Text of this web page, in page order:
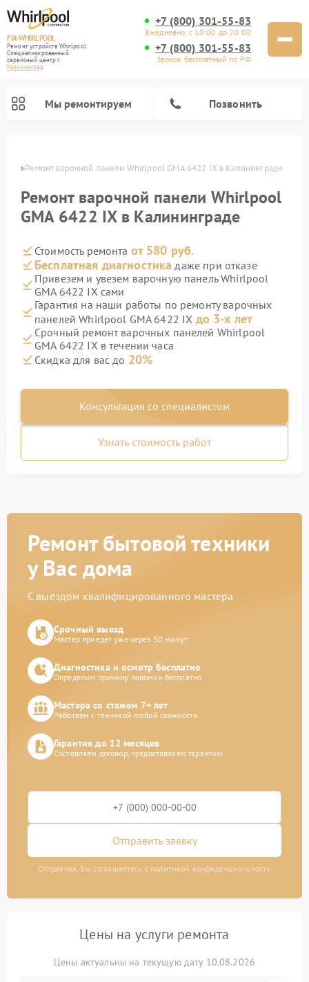
FIX-WHIRLPOOL
Ремонт устройств Whirlpool
Специализированный
cервисный центр г.
Калининград
+7 (800) 301-55-83
Ежедневно, с 10:00 до 20:00
+7 (800) 301-55-83
Звонок бесплатный по РФ
Мы ремонтируем Позвонить
Ремонт варочной панели Whirlpool GMA 6422 IX в Калининграде
Ремонт варочной панели Whirlpool
GMA 6422 IX в Калининграде
Стоимость ремонта от 580 руб.
Бесплатная диагностика даже при отказе
Привезем и увезем варочную панель Whirlpool
GMA 6422 IX сами
Гарантия на наши работы по ремонту варочных
панелей Whirlpool GMA 6422 IX до 3-х лет
Срочный ремонт варочных панелей Whirlpool
GMA 6422 IX в течении часа
Скидка для вас до 20%
Консультация со специалистом
Узнать стоимость работ
Ремонт бытовой техники
у Вас дома
С выездом квалифицированного мастера
Срочный выезд
Мастер приедет уже через 30 минут
Диагностика и осмотр бесплатно
Определим причину поломки бесплатно
Мастера со стажем 7+ лет
Работаем с техникой любой сложности
Гарантия до 12 месяцев
Составляем договор, предоставляем гарантию
Отправить заявку
Отправляя, Вы соглашаетесь с политикой конфиденциальности
Цены на услуги ремонта
Цены актуальны на текущую дату 10.08.2026